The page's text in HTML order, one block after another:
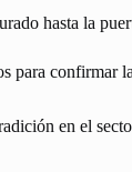
hasta la
para confirmar
en el